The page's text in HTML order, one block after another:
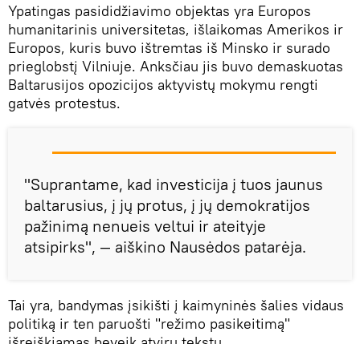
Ypatingas pasididžiavimo objektas yra Europos
humanitarinis universitetas, išlaikomas Amerikos ir
Europos, kuris buvo ištremtas iš Minsko ir surado
prieglobstį Vilniuje. Anksčiau jis buvo demaskuotas
Baltarusijos opozicijos aktyvistų mokymu rengti
gatvės protestus.
"Suprantame, kad investicija į tuos jaunus
baltarusius, į jų protus, į jų demokratijos
pažinimą nenueis veltui ir ateityje
atsipirks", — aiškino Nausėdos patarėja.
Tai yra, bandymas įsikišti į kaimyninės šalies vidaus
politiką ir ten paruošti "režimo pasikeitimą"